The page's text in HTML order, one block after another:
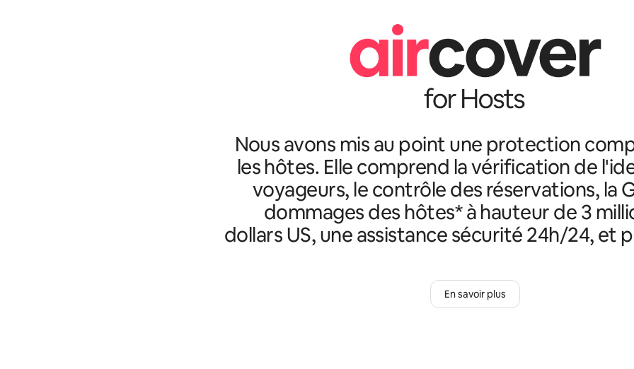
Nous avons mis au point une protection
les hôtes. Elle comprend la vérification de
voyageurs, le contrôle des réservations, la
dommages des hôtes* à hauteur de 3
dollars US, une assistance sécurité 24h/24, et
En savoir plus